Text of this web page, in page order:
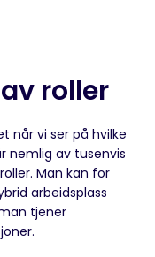
roller
når vi ser på hvilke
nemlig av tusenvis
Man kan for
arbeidsplass
tjener